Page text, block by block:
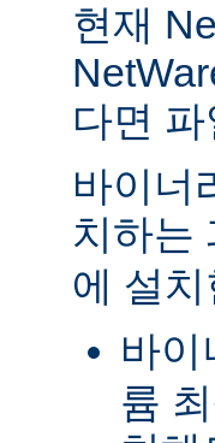
현재
다면
바이너
치하는
에 설
바
륨